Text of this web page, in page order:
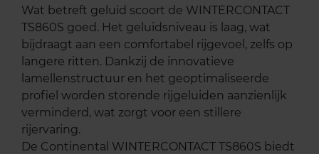
Wat betreft geluid scoort de WINTERCONTACT
TS860S goed. Het geluidsniveau is laag, wat
bijdraagt aan een comfortabel rijgevoel, zelfs op
langere ritten. Dankzij de innovatieve
lamellenstructuur en het geoptimaliseerde
profiel worden storende rijgeluiden aanzienlijk
verminderd, wat zorgt voor een stillere
rijervaring.
De Continental WINTERCONTACT TS860S biedt